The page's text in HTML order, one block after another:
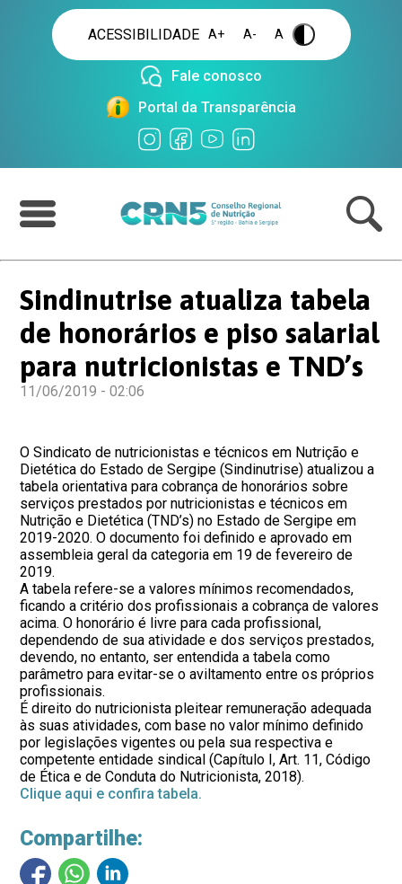
ACESSIBILIDADE A+ A- A .
Fale conosco
Portal da Transparência
Sindinutrise atualiza tabela
de honorários e piso salarial
para nutricionistas e TND’s
11/06/2019 - 02:06
O Sindicato de nutricionistas e técnicos em Nutrição e
Dietética do Estado de Sergipe (Sindinutrise) atualizou a
tabela orientativa para cobrança de honorários sobre
serviços prestados por nutricionistas e técnicos em
Nutrição e Dietética (TND’s) no Estado de Sergipe em
2019-2020. O documento foi definido e aprovado em
assembleia geral da categoria em 19 de fevereiro de
2019.
A tabela refere-se a valores mínimos recomendados,
ficando a critério dos profissionais a cobrança de valores
acima. O honorário é livre para cada profissional,
dependendo de sua atividade e dos serviços prestados,
devendo, no entanto, ser entendida a tabela como
parâmetro para evitar-se o aviltamento entre os próprios
profissionais.
É direito do nutricionista pleitear remuneração adequada
às suas atividades, com base no valor mínimo definido
por legislações vigentes ou pela sua respectiva e
competente entidade sindical (Capítulo I, Art. 11, Código
de Ética e de Conduta do Nutricionista, 2018).
Clique aqui e confira tabela.
Compartilhe: